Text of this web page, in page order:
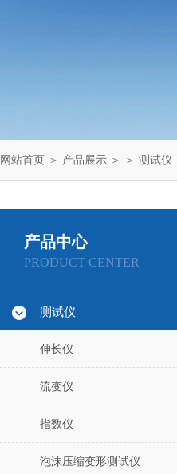
网站首页 ＞ 产品展示 ＞ ＞ 测试仪
产品中心
PRODUCT CENTER
测试仪
伸长仪
流变仪
指数仪
泡沫压缩变形测试仪